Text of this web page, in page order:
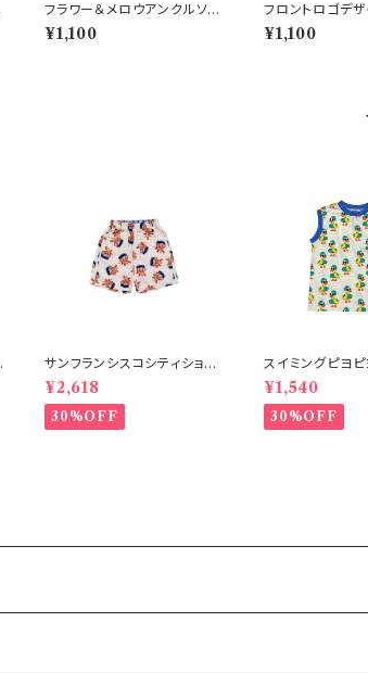
フラワー＆メロウアンクルソッ
クス３PSET レッド
¥1,100
フロントロゴデザ
タイツ レッド
¥1,100
サンフランシスコシティショー
ツ オフホワイト 150-160
¥2,618
30%OFF
スイミングピヨ
トップ アイボリー
¥1,540
30%OFF